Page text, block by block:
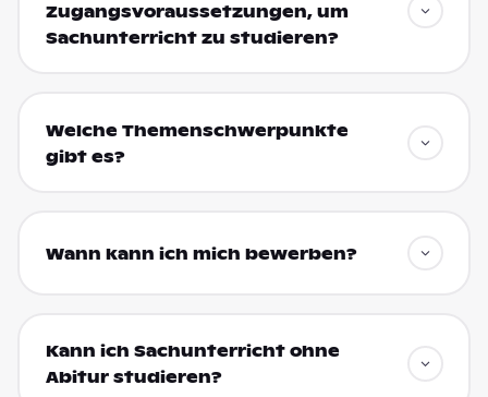
Zugangsvoraussetzungen, um
Sachunterricht zu studieren?
Welche Themenschwerpunkte
gibt es?
Wann kann ich mich bewerben?
Kann ich Sachunterricht ohne
Abitur studieren?